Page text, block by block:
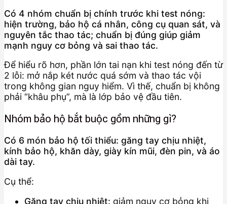
Có 4 nhóm chuẩn bị chính trước khi test nóng:
hiện trường, bảo hộ cá nhân, công cụ quan sát, và
nguyên tắc thao tác; chuẩn bị đúng giúp giảm
mạnh nguy cơ bỏng và sai thao tác.
Để hiểu rõ hơn, phần lớn tai nạn khi test nóng đến từ
2 lỗi: mở nắp két nước quá sớm và thao tác vội
trong không gian nguy hiểm. Vì thế, chuẩn bị không
phải “khâu phụ”, mà là lớp bảo vệ đầu tiên.
Nhóm bảo hộ bắt buộc gồm những gì?
Có 6 món bảo hộ tối thiểu: găng tay chịu nhiệt,
kính bảo hộ, khăn dày, giày kín mũi, đèn pin, và áo
dài tay.
Cụ thể:
Găng tay chịu nhiệt: giảm nguy cơ bỏng khi